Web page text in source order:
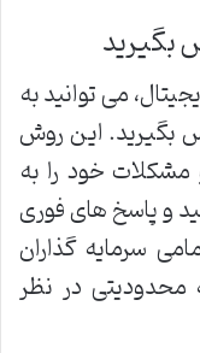
بگیرید
می توانید به
بگیرید. این روش
خود را به
و پاسخ های فوری
سرمایه گذاران
در نظر